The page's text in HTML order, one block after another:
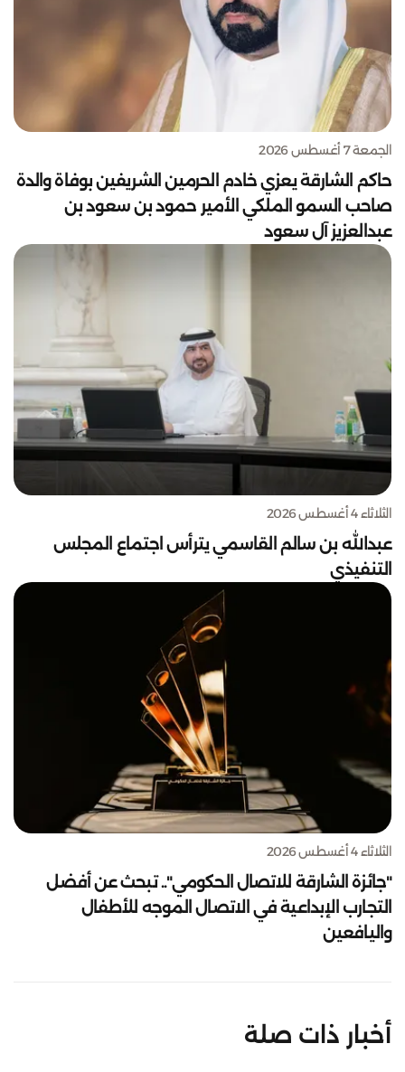
الجمعة 7 أغسطس 2026
حاكم الشارقة يعزي خادم الحرمين الشريفين بوفاة والدة
صاحب السمو الملكي الأمير حمود بن سعود بن
عبدالعزيز آل سعود
الثلاثاء 4 أغسطس 2026
عبدالله بن سالم القاسمي يترأس اجتماع المجلس
التنفيذي
الثلاثاء 4 أغسطس 2026
"جائزة الشارقة للاتصال الحكومي".. تبحث عن أفضل
التجارب الإبداعية في الاتصال الموجه للأطفال
واليافعين
أخبار ذات صلة